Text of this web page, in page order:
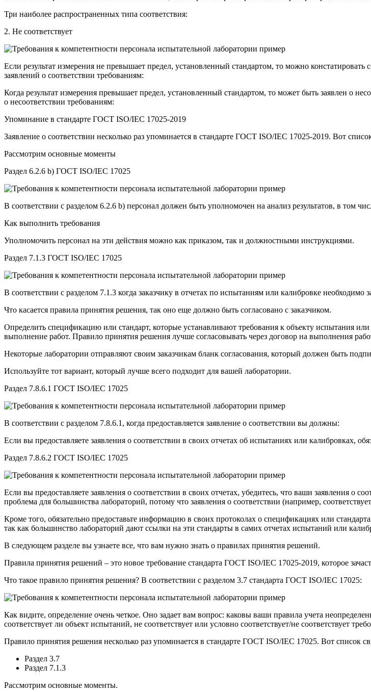
Три наиболее распространенных типа соответствия:
2. Не соответствует
Если результат измерения не превышает предел, установленный стандартом, то можно
заявлений о соответствии требованиям:
Когда результат измерения превышает предел, установленный стандартом, то может быть заявлен о
о несоответствии требованиям:
Упоминание в стандарте ГОСТ ISO/IEC 17025-2019
Заявление о соответствии несколько раз упоминается в стандарте ГОСТ ISO/IEC 17025-2019. Вот
Рассмотрим основные моменты
Раздел 6.2.6 b) ГОСТ ISO/IEC 17025
В соответствии с разделом 6.2.6 b) персонал должен быть уполномочен на анализ результатов, в том
Как выполнить требования
Уполномочить персонал на эти действия можно как приказом, так и должностными инструкциями.
Раздел 7.1.3 ГОСТ ISO/IEC 17025
В соответствии с разделом 7.1.3 когда заказчику в отчетах по испытаниям или калибровке
Что касается правила принятия решения, так оно еще должно быть согласовано с заказчиком.
Определить спецификацию или стандарт, которые устанавливают требования к объекту испытания
выполнение работ. Правило принятия решения лучше согласовывать через договор на выполнения
Некоторые лаборатории отправляют своим заказчикам бланк согласования, который должен быть
Используйте тот вариант, который лучше всего подходит для вашей лаборатории.
Раздел 7.8.6.1 ГОСТ ISO/IEC 17025
В соответствии с разделом 7.8.6.1, когда предоставляется заявление о соответствии вы должны:
Если вы предоставляете заявления о соответствии в своих отчетах об испытаниях или калибровках,
Раздел 7.8.6.2 ГОСТ ISO/IEC 17025
Если вы предоставляете заявления о соответствии в своих отчетах, убедитесь, что ваши заявления о
проблема для большинства лабораторий, потому что заявления о соответствии (например,
Кроме того, обязательно предоставьте информацию в своих протоколах о спецификациях или
так как большинство лабораторий дают ссылки на эти стандарты в самих отчетах испытаний или
В следующем разделе вы узнаете все, что вам нужно знать о правилах принятия решений.
Правила принятия решений – это новое требование стандарта ГОСТ ISO/IEC 17025-2019, которое
Что такое правило принятия решения? В соответствии с разделом 3.7 стандарта ГОСТ ISO/IEC 17025:
Как видите, определение очень четкое. Оно задает вам вопрос: каковы ваши правила учета
соответствует ли объект испытаний, не соответствует или условно соответствует/не соответствует
Правило принятия решения несколько раз упоминается в стандарте ГОСТ ISO/IEC 17025. Вот список
Раздел 3.7
Раздел 7.1.3
Рассмотрим основные моменты.